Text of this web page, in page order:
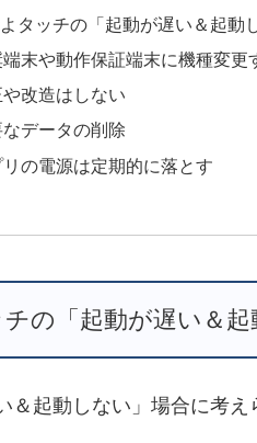
タッチの「起動が遅い＆起動
末や動作保証端末に機種変更
改造はしない
データの削除
リの電源は定期的に落とす
の「起動が遅い＆起
＆起動しない」場合に考